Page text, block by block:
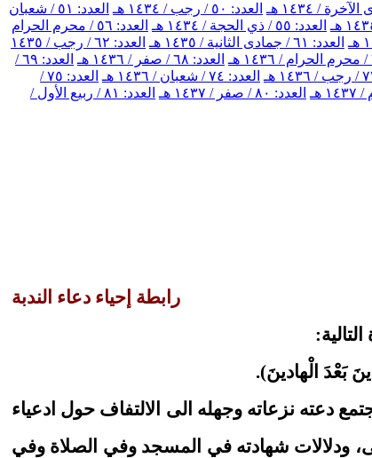
العدد: ٥٠ / رجب / ١٤٣٤ هـ
العدد: ٥١ / شعبان
العدد: ٥٥ / ذي الحجة / ١٤٣٤ هـ
العدد: ٥٦ / محرم الحرام
العدد: ٦١ / جمادى الثانية / ١٤٣٥ هـ
العدد: ٦٢ / رجب / ١٤٣٥
العدد: ٦٨ / صفر / ١٤٣٦ هـ
العدد: ٦٩ /
العدد: ٧٤ / شعبان / ١٤٣٦ هـ
العدد: ٧٥ /
العدد: ٨٠ / صفر / ١٤٣٧ هـ
العدد: ٨١ / ربيع الأول /
رابطة إحياء دعاء الندبة
بَعْدَ الْهادينَ).
دعته نزعاته وجهله الى الالتفاف حول ادعياء
ودلالات شهادته في المسجد وفي الصلاة وفي